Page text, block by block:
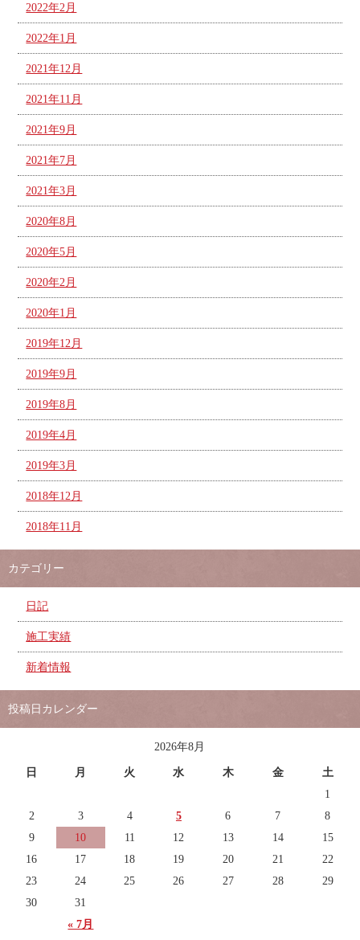
2022年2月
2022年1月
2021年12月
2021年11月
2021年9月
2021年7月
2021年3月
2020年8月
2020年5月
2020年2月
2020年1月
2019年12月
2019年9月
2019年8月
2019年4月
2019年3月
2018年12月
2018年11月
カテゴリー
日記
施工実績
新着情報
投稿日カレンダー
2026年8月
日 月 火 水 木 金 土
« 7月
1
2
3 4 5 6 7
8
9
10 11 12 13 14
15
16
17 18 19 20 21
22
23
24 25 26 27 28
29
30
31